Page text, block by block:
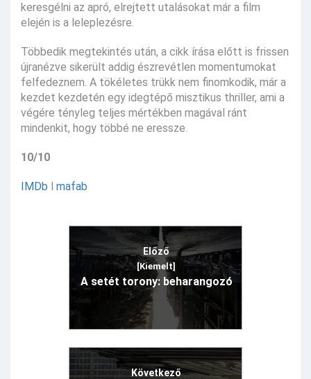
keresgélni az apró, elrejtett utalásokat már a film
elején is a leleplezésre.
Többedik megtekintés után, a cikk írása előtt is frissen
újranézve sikerült addig észrevétlen momentumokat
felfedeznem. A tökéletes trükk nem finomkodik, már a
kezdet kezdetén egy idegtépő misztikus thriller, ami a
végére tényleg teljes mértékben magával ránt
mindenkit, hogy többé ne eressze.
10/10
IMDb mafab
Előző
[Kiemelt]
A setét torony: beharangozó
Következő